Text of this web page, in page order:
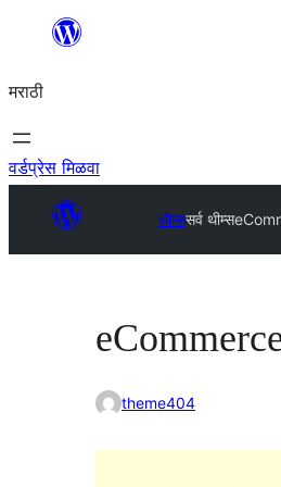
सामुग्रीवर
मराठी
वर्डप्रेस मिळवा
थीम्ससर्व थीम्स
theme404